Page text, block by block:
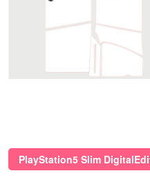
PlayStation5 Slim